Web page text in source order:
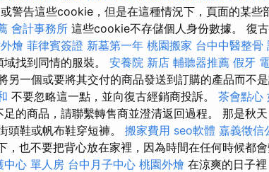
警告這些cookie，但是在這種情況下，頁面的某些
會計事務所 這些cookie不存儲個人身份數據。 復
燴 菲律賓簽證 新墓第一年 桃園搬家 台中中醫整骨
找到同情的服裝。 安養院 新店 輔聽器推薦 假牙
一個或要將其交付的商品發送到訂購的產品而不是
不要忽略這一點，並向復古經銷商投訴。 茶會點心
的商品，請聯繫轉售商並澄清返回過程。 那是秋天
頭鞋或帆布鞋穿短褲。 搬家費用 seo軟體 嘉義徵信
，也不要把背心放在家裡，因為時間在任何時候都會
中心 單人房 台中月子中心 桃園外燴 在涼爽的日子